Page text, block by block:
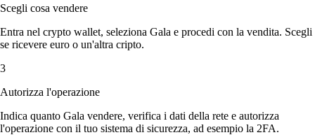
Scegli cosa vendere
Entra nel crypto wallet, seleziona Gala e procedi con la vendita. Scegli
se ricevere euro o un'altra cripto.
3
Autorizza l'operazione
Indica quanto Gala vendere, verifica i dati della rete e autorizza
l'operazione con il tuo sistema di sicurezza, ad esempio la 2FA.